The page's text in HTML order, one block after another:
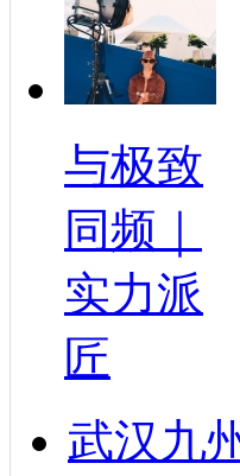
与极致
同频｜
实力派
匠
武汉九